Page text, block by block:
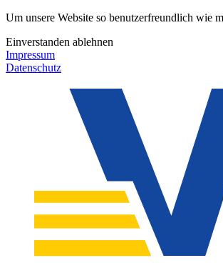
Um unsere Website so benutzerfreundlich wie
Einverstanden ablehnen
Impressum
Datenschutz